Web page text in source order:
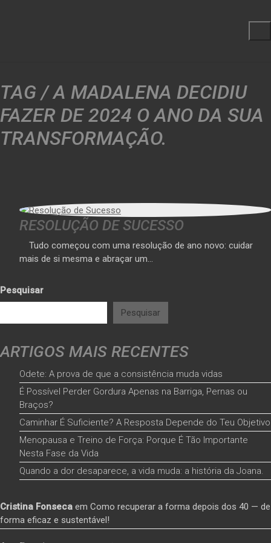
TAG /A MADALENA DECIDIU
FAZER DE 2024 O ANO DA SUA
TRANSFORMAÇÃO.
RESOLUÇÃO DE SUCESSO
Tudo começou com uma resolução de ano novo: cuidar
mais de si mesma e abraçar um…
Pesquisar
Pesquisar
ARTIGOS MAIS RECENTES
Odete: A prova de que a consistência muda vidas
É Possível Perder Gordura Apenas na Barriga, Pernas ou
Braços?
Caminhar É Suficiente? A Resposta Depende do Teu Objetivo
Menopausa e Treino de Força: Porque É Tão Importante
Nesta Fase da Vida
Quando a dor desaparece, a vida muda: a história da Joana.
Cristina Fonseca em Como recuperar a forma depois dos 40 — de
forma eficaz e sustentável!